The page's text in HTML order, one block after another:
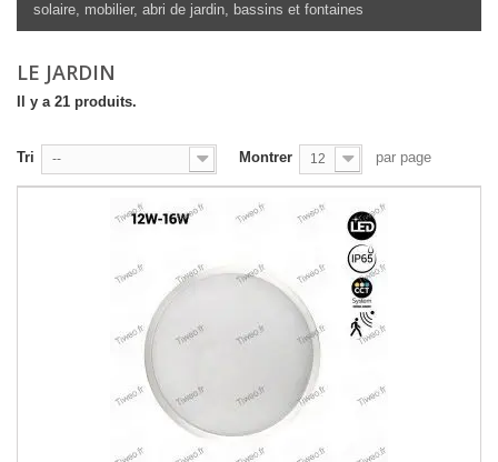
solaire, mobilier, abri de jardin, bassins et fontaines
LE JARDIN
Il y a 21 produits.
Tri -- Montrer 12 par page